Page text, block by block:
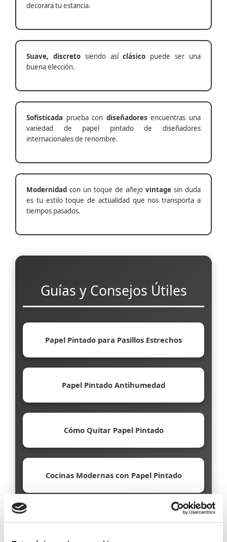
decorara tu estancia.
Suave, discretosiendo asíclásico puede ser una
buena elección.
Sofisticada prueba con diseñadores encuentras una
variedad de papel pintado de diseñadores
internacionales de renombre.
Modernidad con un toque de añejo vintage sin duda
es tu estilo toque de actualidad que nos transporta a
tiempos pasados.
Guías y Consejos Útiles
Papel Pintado para Pasillos Estrechos
Papel Pintado Antihumedad
Cómo Quitar Papel Pintado
Cocinas Modernas con Papel Pintado
Papel Pintado Ecológico